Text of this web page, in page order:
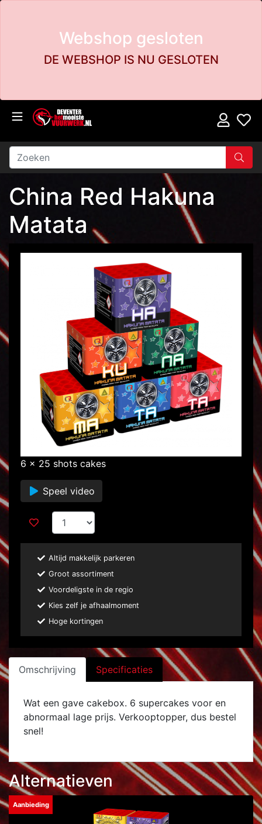
Webshop gesloten
DE WEBSHOP IS NU GESLOTEN
China Red Hakuna
Matata
6 x 25 shots cakes
Speel video
Altijd makkelijk parkeren
Groot assortiment
Voordeligste in de regio
Kies zelf je afhaalmoment
Hoge kortingen
Omschrijving Specificaties
Wat een gave cakebox. 6 supercakes voor en
abnormaal lage prijs. Verkooptopper, dus bestel
snel!
Alternatieven
Aanbieding